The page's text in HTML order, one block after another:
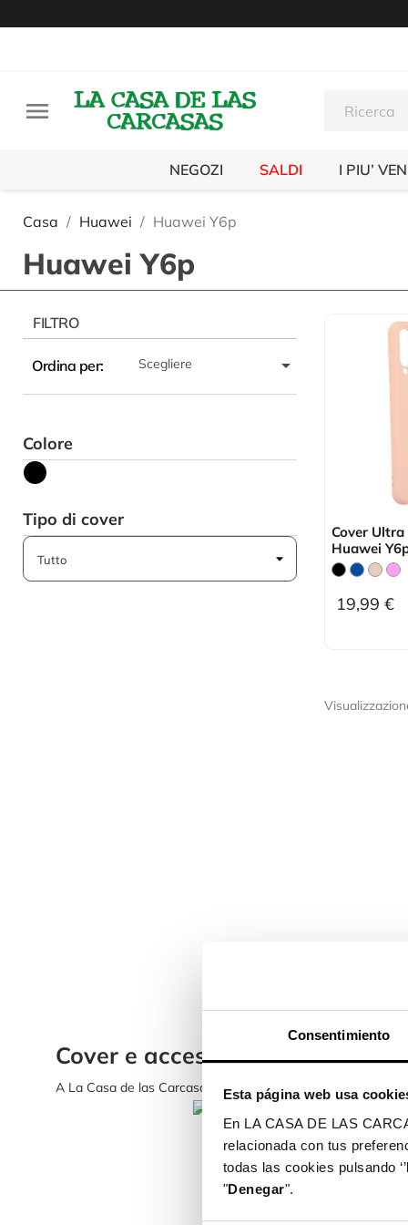
Consentimiento
Esta página web usa
En LA CASA DE LAS
relacionada con tus
todas las cookies pulsando ‘’
"Denegar".

NEGOZI SALDI I PIU’
Casa Huawei Huawei Y6p
Huawei Y6p
FILTRO
Ordina per: Scegliere 
Colore
Tipo di cover
Cover
Huawei
19,99 €
Cover e accessori
A La Casa de las Carcasas sono arrivate le cover per i